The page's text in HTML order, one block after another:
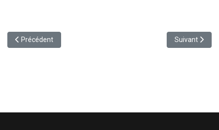
Article précédent : La Remise des Diplômes 2020 2021 et 2022
Précédent Article
Suivant